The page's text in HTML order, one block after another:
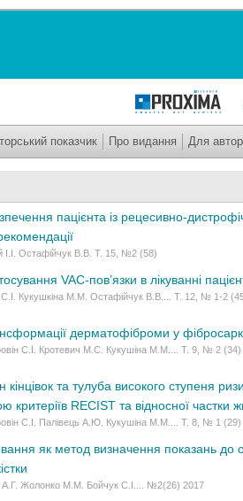
показчик Про видання Для
пацієнта із рецесивно-
Остафійчук В.В. Т. 15, №2 (58)
VAC-пов’язки в лікуванні
С.І. Кукушкіна М.М. Остафійчук В.В.... Т. 12, № 1-2
дерматофіброми у
С.І. Кротевич М.С. Кукушіна М.М.... Т. 9, № 2 (34)
та тулуба високого ступеня
критеріїв RECIST та відносної частки
С.І. Палівець А.Ю. Кукушіна М.М.... Т. 8, № 1 (29)
як метод визначення показань до
Жолонко М.М. Бойчук С.І.... №2(26) 2017